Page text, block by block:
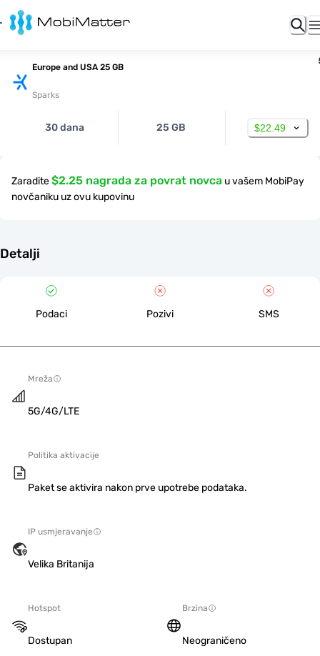
Europe and USA 25 GB
Sparks
30 dana 25 GB $22.49
Zaradite$2.25 nagrada za povrat novca u vašem MobiPay
novčaniku uz ovu kupovinu
Detalji
Podaci Pozivi SMS
Mreža
5G/4G/LTE
Politika aktivacije
Paket se aktivira nakon prve upotrebe podataka.
IP usmjeravanje
Velika Britanija
Hotspot
Dostupan
Brzina
Neograničeno